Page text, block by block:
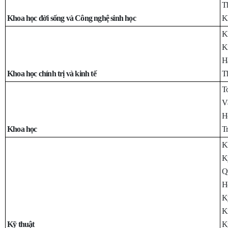
Khoa học đời sống và Công nghệ sinh học
Khoa học chính trị và kinh tế
Khoa học
Kỹ thuật